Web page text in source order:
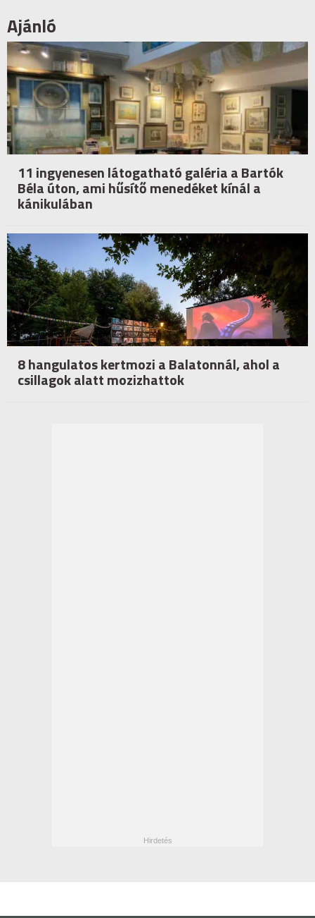
Ajánló
11 ingyenesen látogatható galéria a Bartók
Béla úton, ami hűsítő menedéket kínál a
kánikulában
8 hangulatos kertmozi a Balatonnál, ahol a
csillagok alatt mozizhattok